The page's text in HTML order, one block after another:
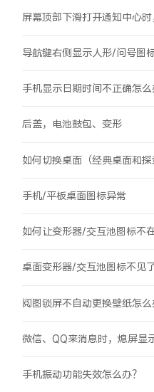
导航键右侧显示人形/问号图
手机显示日期时间不正确怎么
后盖，电池鼓包、变形
如何切换桌面（经典桌面和探
手机/平板桌面图标异常
如何让变形器/交互池图标不
桌面变形器/交互池图标不见
阅图锁屏不自动更换壁纸怎么
手机振动功能失效怎么办？